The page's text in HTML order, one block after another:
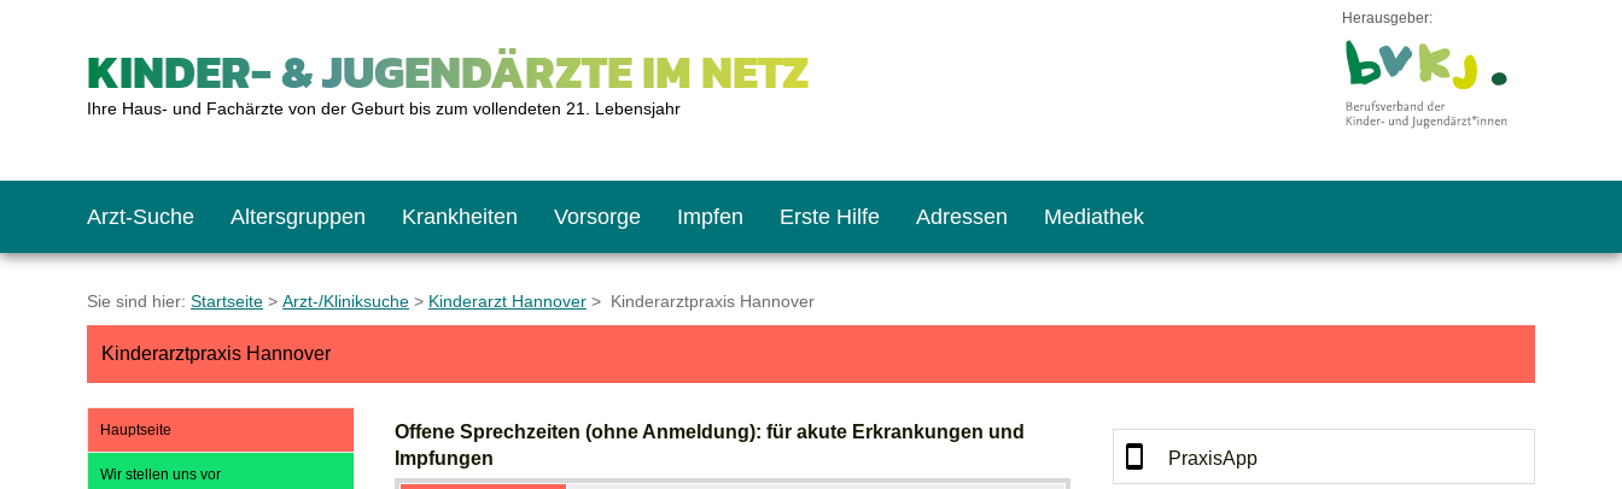
KINDER- & JUGENDÄRZTE IM NETZ
Ihre Haus- und Fachärzte von der Geburt bis zum vollendeten 21. Lebensjahr
Herausgeber:
Arzt-Suche Altersgruppen
Das erste Jahr
Schulkinder
Krankheiten Vorsorge
Baby: U1 bis U6
Schulkind: U10 bis U11
Impfen
Impfkalender
Was muss man beachten?
Erste Hilfe
Notrufnummern
Hausapotheke
Adressen
Notdienste
Gesundheitsämter
Mediathek
BMI-Rechner
Blutdruckrechner
Sie sind hier: Startseite > Arzt-/Kliniksuche > Kinderarzt Hannover > Kinderarztpraxis Hannover
Kinderarztpraxis Hannover
Hauptseite
Wir stellen uns vor
Offene Sprechzeiten (ohne Anmeldung): für akute Erkrankungen und
Impfungen
PraxisApp